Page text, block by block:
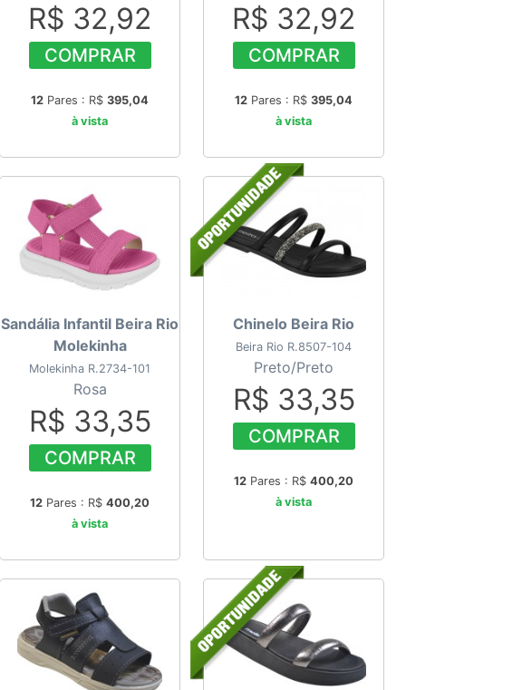
R$ 32,92
COMPRAR
12 Pares : R$ 395,04
à vista
R$ 32,92
COMPRAR
12 Pares : R$ 395,04
à vista
Sandália Infantil Beira Rio
Molekinha
Molekinha R.2734-101
Rosa
R$ 33,35
COMPRAR
12 Pares : R$ 400,20
à vista
Chinelo Beira Rio
Beira Rio R.8507-104
Preto/Preto
R$ 33,35
COMPRAR
12 Pares : R$ 400,20
à vista